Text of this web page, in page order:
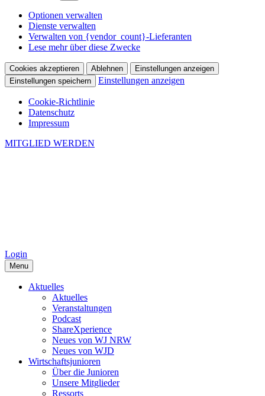
Optionen verwalten
Dienste verwalten
Verwalten von {vendor_count}-Lieferanten
Lese mehr über diese Zwecke
Cookies akzeptieren Ablehnen
Einstellungen anzeigen
Einstellungen speichern
Einstellungen anzeigen
Cookie-Richtlinie
Datenschutz
Impressum
MITGLIED WERDEN
Login
Menu
Aktuelles
Aktuelles
Veranstaltungen
Podcast
ShareXperience
Neues von WJ NRW
Neues von WJD
Wirtschaftsjunioren
Über die Junioren
Unsere Mitglieder
Ressorts